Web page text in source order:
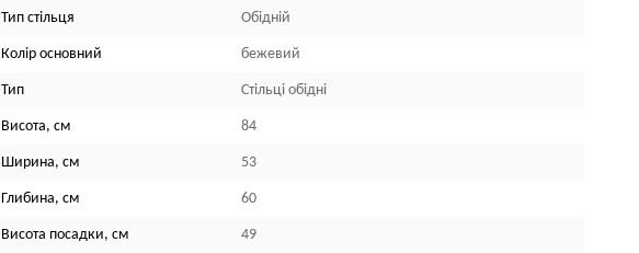
Тип стільця Обідній
Колір основний бежевий
Тип Стільці обідні
Висота, см 84
Ширина, см 53
Глибина, см 60
Висота посадки, см 49